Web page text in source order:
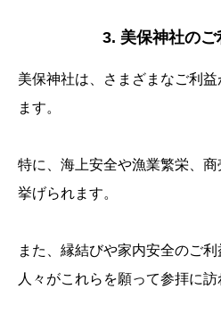
3. 美保神社のご
美保神社は、さまざまなご利
ます。
特に、海上安全や漁業繁栄、
挙げられます。
また、縁結びや家内安全のご
人々がこれらを願って参拝に訪